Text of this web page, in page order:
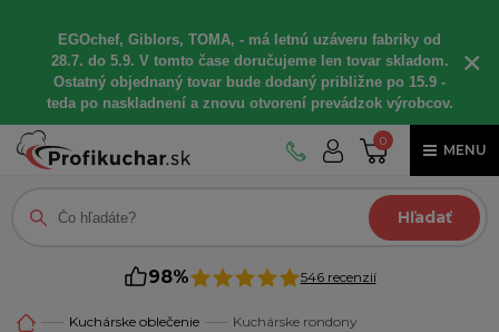
EGOchef, Giblors, TOMA, - má letnú uzáveru fabriky od
28.7. do 5.9. V tomto čase doručujeme len tovar skladom.
Ostatný objednaný tovar bude dodaný približne po 15.9 -
teda po naskladnení a znovu otvorení prevádzok výrobcov.
×
0
MENU
Hľadať
98% 546 recenzií
Kuchárske oblečenie Kuchárske rondony